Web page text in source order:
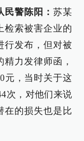
民警陈阳：苏某
检索被害企业的
行发布，但对被
力发律师函，
元，当时关于这
次，对他们来说
在的损失也是比